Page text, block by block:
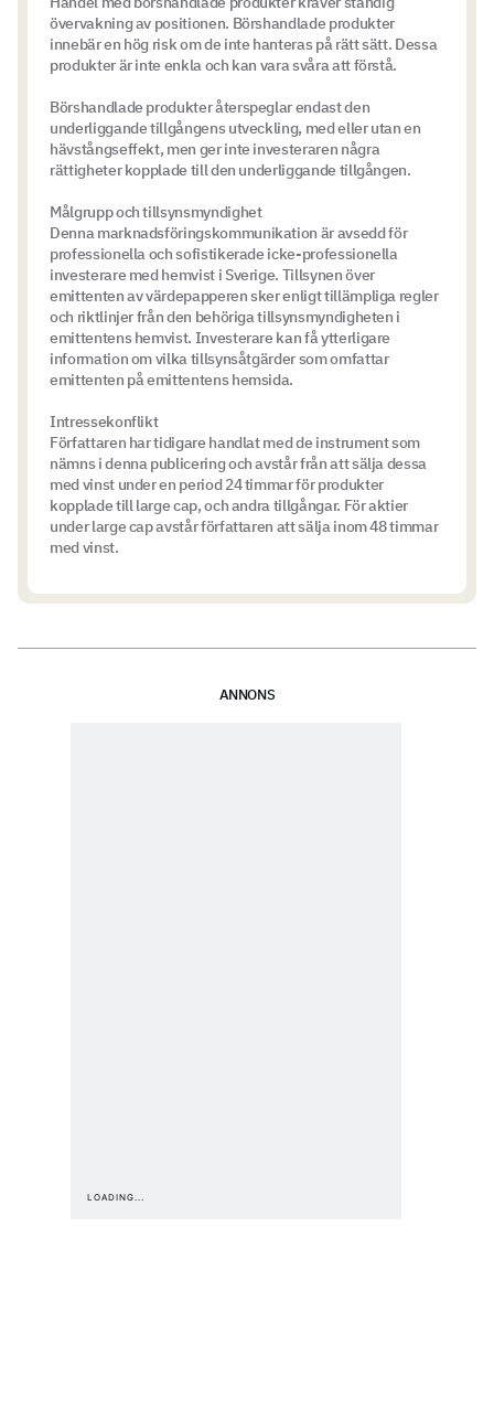
övervakning av positionen. Börshandlade produkter
innebär en hög risk om de inte hanteras på rätt sätt. Dessa
produkter är inte enkla och kan vara svåra att förstå.
Börshandlade produkter återspeglar endast den
underliggande tillgångens utveckling, med eller utan en
hävstångseffekt, men ger inte investeraren några
rättigheter kopplade till den underliggande tillgången.
Målgrupp och tillsynsmyndighet
Denna marknadsföringskommunikation är avsedd för
professionella och sofistikerade icke-professionella
investerare med hemvist i Sverige. Tillsynen över
emittenten av värdepapperen sker enligt tillämpliga regler
och riktlinjer från den behöriga tillsynsmyndigheten i
emittentens hemvist. Investerare kan få ytterligare
information om vilka tillsynsåtgärder som omfattar
emittenten på emittentens hemsida.
Intressekonflikt
Författaren har tidigare handlat med de instrument som
nämns i denna publicering och avstår från att sälja dessa
med vinst under en period 24 timmar för produkter
kopplade till large cap, och andra tillgångar. För aktier
under large cap avstår författaren att sälja inom 48 timmar
med vinst.
ANNONS